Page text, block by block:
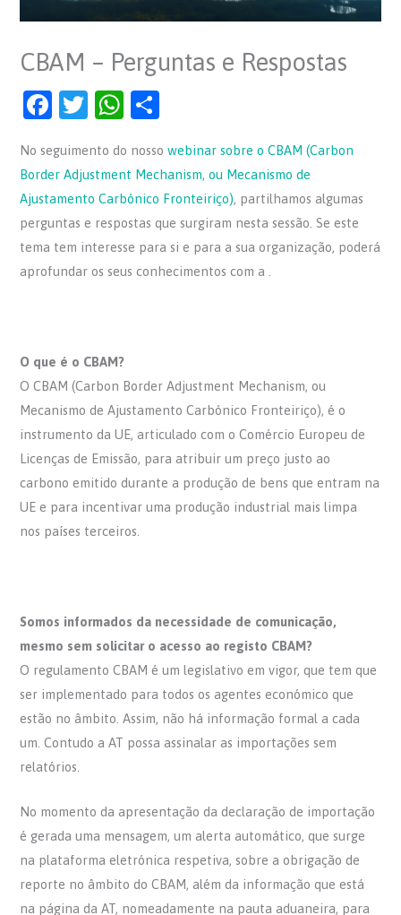
CBAM – Perguntas e Respostas
F
c
e
b
o
o
T
itt
er
W
at
s
A
p
p
ar
e
No seguimento do nossowebinar sobre o CBAM (Carbon
Border Adjustment Mechanism, ou Mecanismo de
Ajustamento Carbónico Fronteiriço), partilhamos algumas
perguntas e respostas que surgiram nesta sessão. Se este
tema tem interesse para si e para a sua organização, poderá
aprofundar os seus conhecimentos com a .
O que é o CBAM?
O CBAM (Carbon Border Adjustment Mechanism, ou
Mecanismo de Ajustamento Carbónico Fronteiriço), é o
instrumento da UE, articulado com o Comércio Europeu de
Licenças de Emissão, para atribuir um preço justo ao
carbono emitido durante a produção de bens que entram na
UE e para incentivar uma produção industrial mais limpa
nos países terceiros.
Somos informados da necessidade de comunicação,
mesmo sem solicitar o acesso ao registo CBAM?
O regulamento CBAM é um legislativo em vigor, que tem que
ser implementado para todos os agentes económico que
estão no âmbito. Assim, não há informação formal a cada
um. Contudo a AT possa assinalar as importações sem
relatórios.
No momento da apresentação da declaração de importação
é gerada uma mensagem, um alerta automático, que surge
na plataforma eletrónica respetiva, sobre a obrigação de
reporte no âmbito do CBAM, além da informação que está
na página da AT, nomeadamente na pauta aduaneira, para